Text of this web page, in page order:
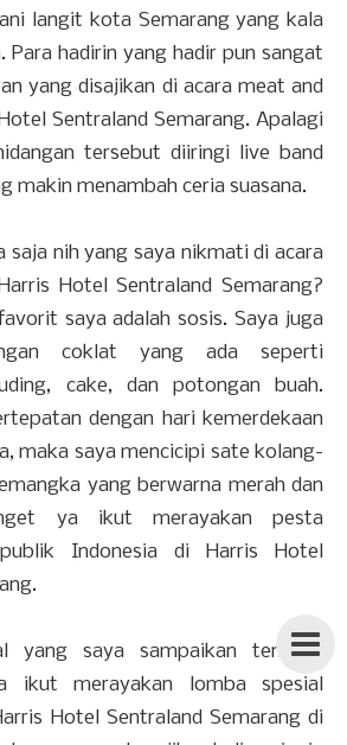
langit kota Semarang yang kala
Para hadirin yang hadir pun sangat
yang disajikan di acara meat and
Sentraland Semarang. Apalagi
tersebut diiringi live band
makin menambah ceria suasana.
saja nih yang saya nikmati di acara
Hotel Sentraland Semarang?
saya adalah sosis. Saya juga
coklat yang ada seperti
cake, dan potongan buah.
dengan hari kemerdekaan
maka saya mencicipi sate kolang-
yang berwarna merah dan
ya ikut merayakan pesta
Indonesia di Harris Hotel
yang saya sampaikan tentang
ikut merayakan lomba spesial
Hotel Sentraland Semarang di